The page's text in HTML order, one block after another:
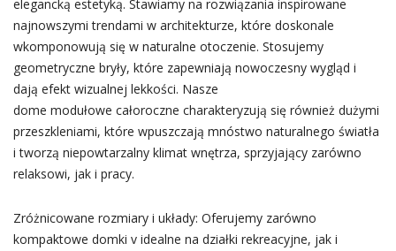
elegancką estetyką. Stawiamy na rozwiązania inspirowane
najnowszymi trendami w architekturze, które doskonale
wkomponowują się w naturalne otoczenie. Stosujemy
geometryczne bryły, które zapewniają nowoczesny wygląd i
dają efekt wizualnej lekkości. Nasze
dome modułowe całoroczne charakteryzują się również dużymi
przeszkleniami, które wpuszczają mnóstwo naturalnego światła
i tworzą niepowtarzalny klimat wnętrza, sprzyjający zarówno
relaksowi, jak i pracy.
Zróżnicowane rozmiary i układy: Oferujemy zarówno
kompaktowe domki v idealne na działki rekreacyjne, jak i